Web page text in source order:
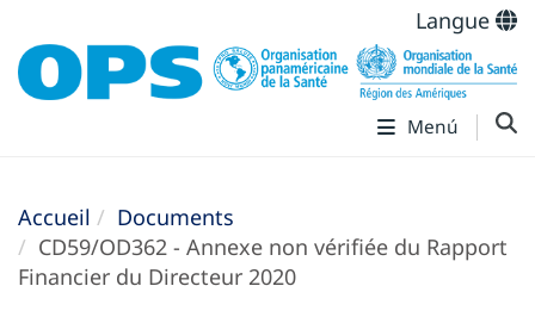
Langue
Menú
Accueil
Documents
CD59/OD362 - Annexe non vérifiée du Rapport
Financier du Directeur 2020